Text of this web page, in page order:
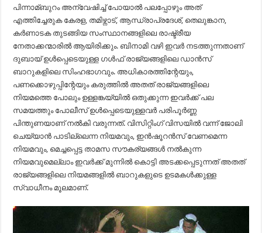
പിന്നാമ്ബുറം അന്വേഷിച്ച്‌ പോയാല്‍ പലപ്പോഴും അത്
എത്തിച്ചേരുക കേരള, തമിഴ്നാട്, ആന്ധ്രാപ്രദേശ്, തെലുങ്കാന,
കര്‍ണാടക തുടങ്ങിയ സംസ്ഥാനങ്ങളിലെ രാഷ്ട്രീയ
നേതാക്കന്മാരില്‍ ആയിരിക്കും. ബിനാമി വഴി ഇവര്‍ നടത്തുന്നതാണ്
ദുബായ് ഉള്‍പ്പെടെയുള്ള ഗള്‍ഫ് രാജ്യങ്ങളിലെ ഡാന്‍സ്
ബാറുകളിലെ സിംഹഭാഗവും. അധികാരത്തിന്റേയും,
പണക്കൊഴുപ്പിന്റേയും കരുത്തില്‍ അതത് രാജ്യങ്ങളിലെ
നിയമത്തെ പോലും ഉള്ളങ്കയ്യില്‍ ഒതുക്കുന്ന ഇവര്‍ക്ക് പല
സമയത്തും പോലീസ് ഉള്‍പ്പെടെയുള്ളവര്‍ പരിപൂര്‍ണ്ണ
പിന്തുണയാണ് നല്‍കി വരുന്നത്. വിസിറ്റിംഗ് വിസയില്‍ വന്ന് ജോലി
ചെയ്യാന്‍ പാടില്ലെന്ന നിയമവും, ഇന്‍ഷൂറന്‍സ് വേണമെന്ന
നിയമവും, മെച്ചപ്പെട്ട താമസ സൗകര്യങ്ങള്‍ നല്‍കുന്ന
നിയമവുമെല്ലാം ഇവര്‍ക്ക് മുന്നില്‍ കൊട്ടി അടക്കപ്പെടുന്നത് അതത്
രാജ്യങ്ങളിലെ നിയമങ്ങളില്‍ ബാറുകളുടെ ഉടമകള്‍ക്കുള്ള
സ്വാധീനം മൂലമാണ്.